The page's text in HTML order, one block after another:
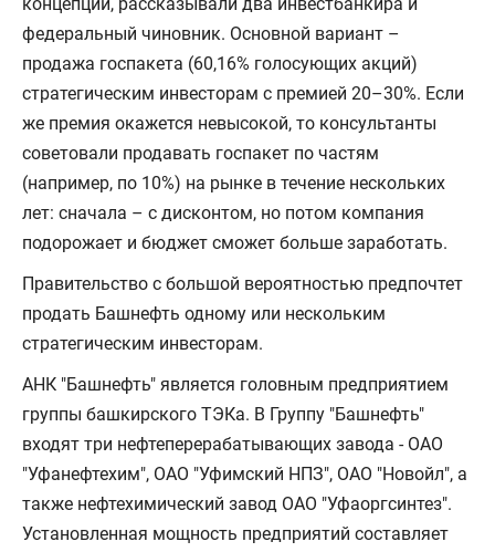
федеральный чиновник. Основной вариант –
продажа госпакета (60,16% голосующих акций)
стратегическим инвесторам с премией 20–30%. Если
же премия окажется невысокой, то консультанты
советовали продавать госпакет по частям
(например, по 10%) на рынке в течение нескольких
лет: сначала – с дисконтом, но потом компания
подорожает и бюджет сможет больше заработать.
Правительство с большой вероятностью предпочтет
продать Башнефть одному или нескольким
стратегическим инвесторам.
АНК "Башнефть" является головным предприятием
группы башкирского ТЭКа. В Группу "Башнефть"
входят три нефтеперерабатывающих завода - ОАО
"Уфанефтехим", ОАО "Уфимский НПЗ", ОАО "Новойл", а
также нефтехимический завод ОАО "Уфаоргсинтез".
Установленная мощность предприятий составляет